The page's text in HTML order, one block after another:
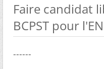
Faire candidat
BCPST pour
------